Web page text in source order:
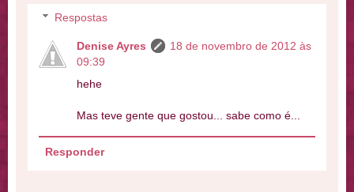
Respostas
Denise Ayres
18 de novembro de 2012 às
09:39
hehe
Mas teve gente que gostou... sabe como é...
Responder